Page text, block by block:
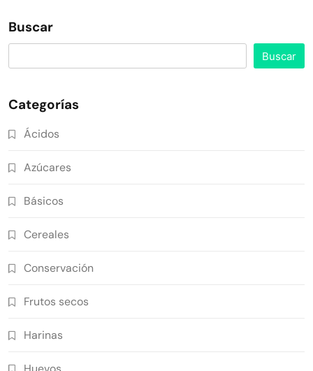
Buscar
Buscar
Categorías
Ácidos
Azúcares
Básicos
Cereales
Conservación
Frutos secos
Harinas